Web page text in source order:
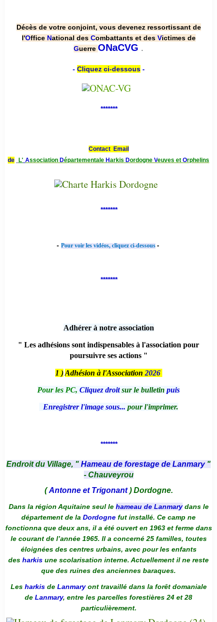
Décès de votre conjoint, vous devenez ressortissant de
l'Office National des Combattants et des Victimes de
Guerre ONaCVG .
- Cliquez ci-dessous-
*******
Contact Email
de
L' Association Départementale Harkis Dordogne Veuves et Orphelins
*******
- Pour voir les vidéos, cliquez ci-dessous -
*******
Adhérer à notre association
" Les adhésions sont indispensables à l'association pour
poursuivre ses actions "
1 ) Adhésion à l'Association 2026
Pour les PC, Cliquez droitsur le bulletin puis
Enregistrer l'image sous... pour l'imprimer.
*******
Endroit du Village, " Hameau de forestage de Lanmary "
- Chauveyrou
(Antonne et Trigonant) Dordogne.
Dans la région Aquitaine seul le hameau de Lanmarydans le
département de la Dordogne fut installé. Ce camp ne
fonctionna que deux ans, il a été ouvert en 1963 et ferme dans
le courant de l’année 1965. Il a concerné 25 familles, toutes
éloignées des centres urbains, avec pour les enfants
des harkis une scolarisation interne. Actuellement il ne reste
que des ruines des anciennes baraques.
Les harkis de Lanmaryont travaillé dans la forêt domaniale
de Lanmary, entre les parcelles forestières 24 et 28
particulièrement.